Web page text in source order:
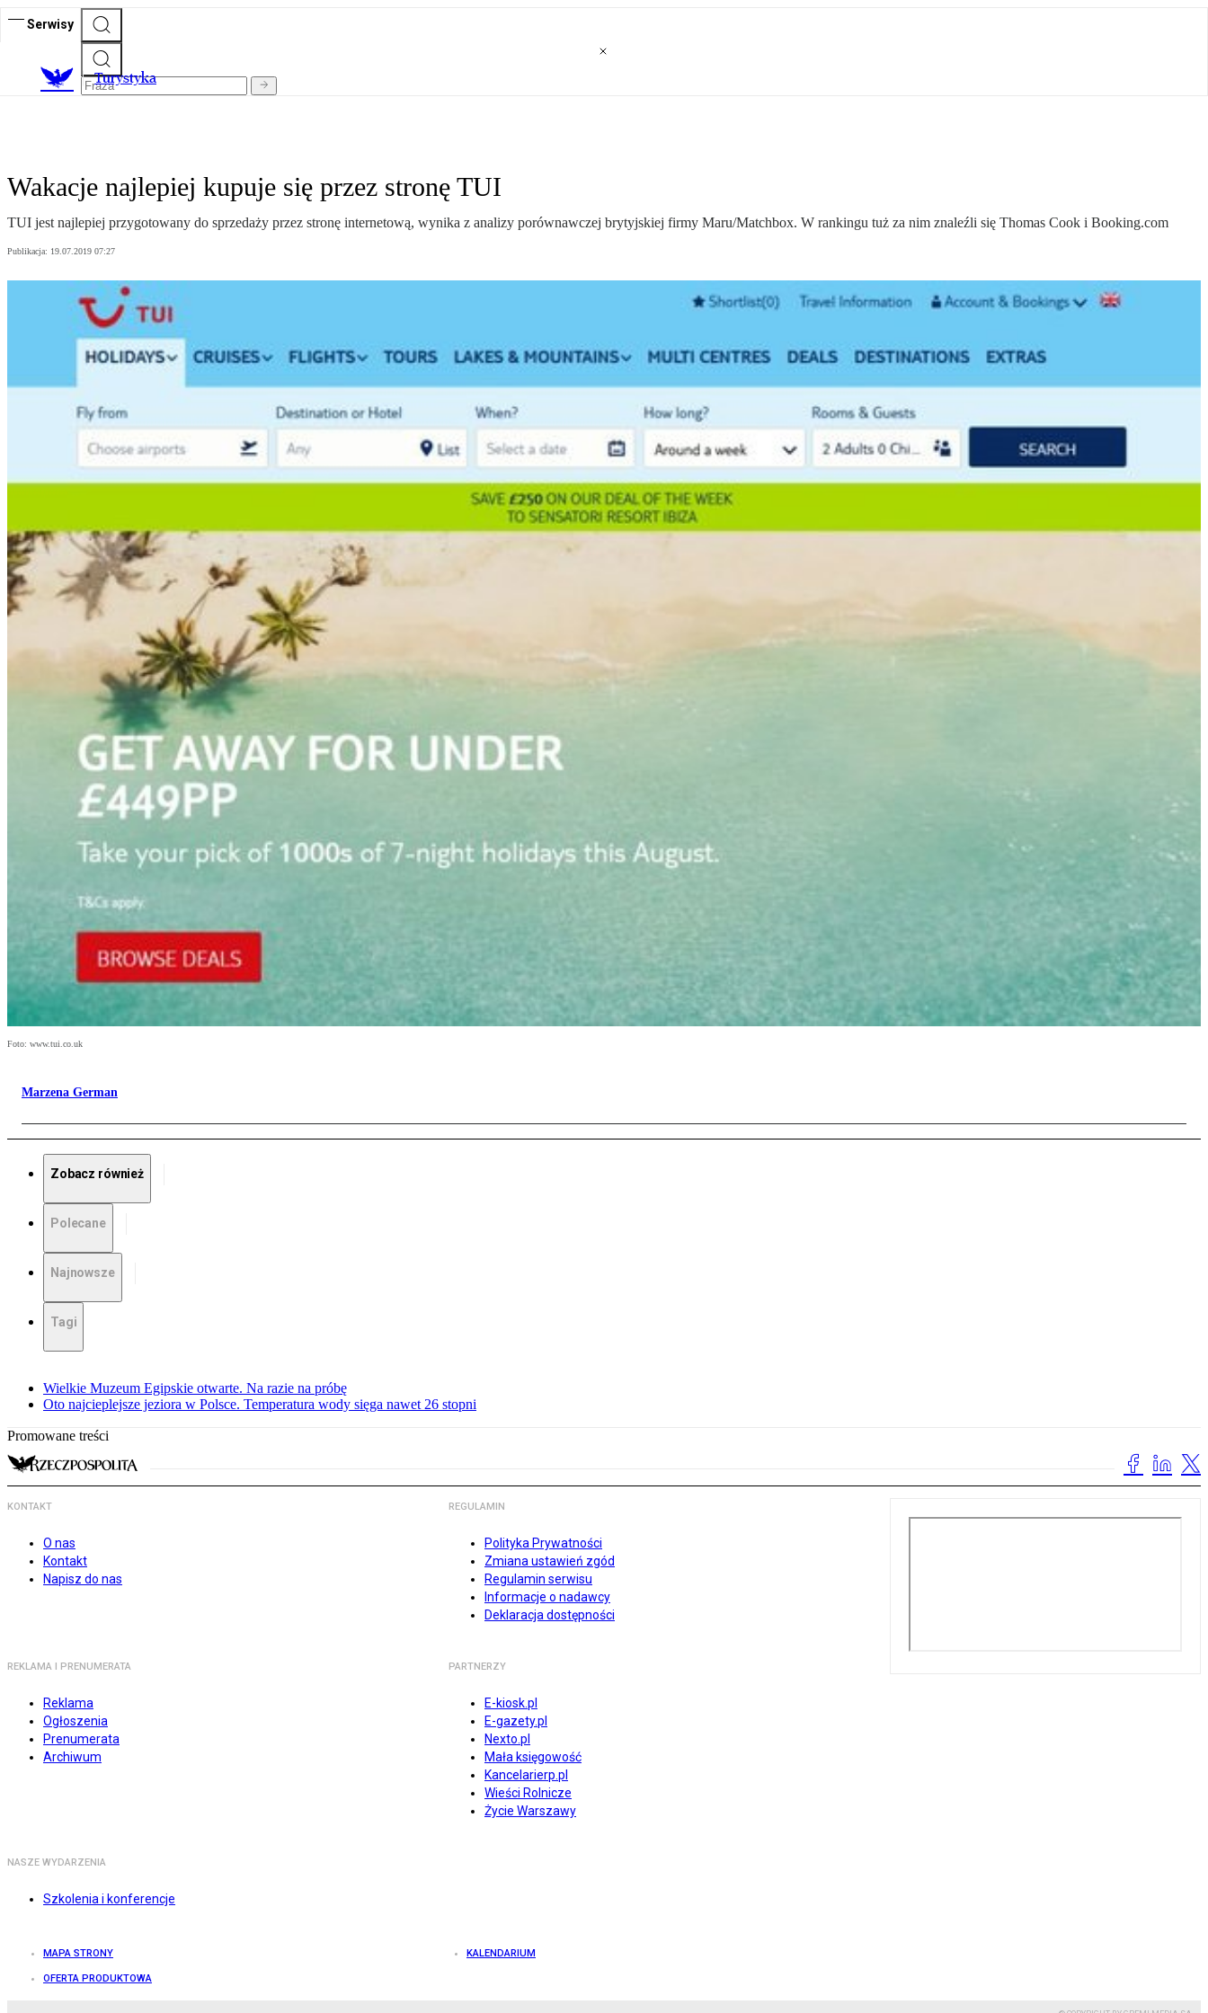
Serwisy
Turystyka
Wakacje najlepiej kupuje się przez stronę TUI
TUI jest najlepiej przygotowany do sprzedaży przez stronę internetową, wynika z analizy porównawczej brytyjskiej firmy Maru/Matchbox. W rankingu tuż za nim znaleźli się Thomas Cook i Booking.com
Publikacja: 19.07.2019 07:27
Foto: www.tui.co.uk
Marzena German
Zobacz również
Polecane
Najnowsze
Tagi
Wielkie Muzeum Egipskie otwarte. Na razie na próbę
Oto najcieplejsze jeziora w Polsce. Temperatura wody sięga nawet 26 stopni
Promowane treści
KONTAKT
O nas
Kontakt
Napisz do nas
REGULAMIN
Polityka Prywatności
Zmiana ustawień zgód
Regulamin serwisu
Informacje o nadawcy
Deklaracja dostępności
REKLAMA I PRENUMERATA
Reklama
Ogłoszenia
Prenumerata
Archiwum
PARTNERZY
E-kiosk.pl
E-gazety.pl
Nexto.pl
Mała księgowość
Kancelarierp.pl
Wieści Rolnicze
Życie Warszawy
NASZE WYDARZENIA
Szkolenia i konferencje
MAPA STRONY KALENDARIUM
OFERTA PRODUKTOWA